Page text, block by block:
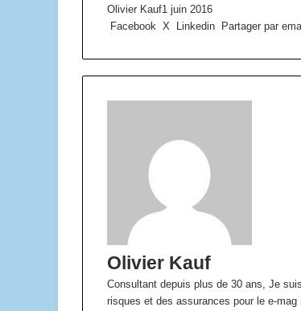
Olivier Kauf1 juin 2016
Facebook X Linkedin Partager par
Olivier Kauf
Consultant depuis plus de 30 ans, Je
risques et des assurances pour le e-